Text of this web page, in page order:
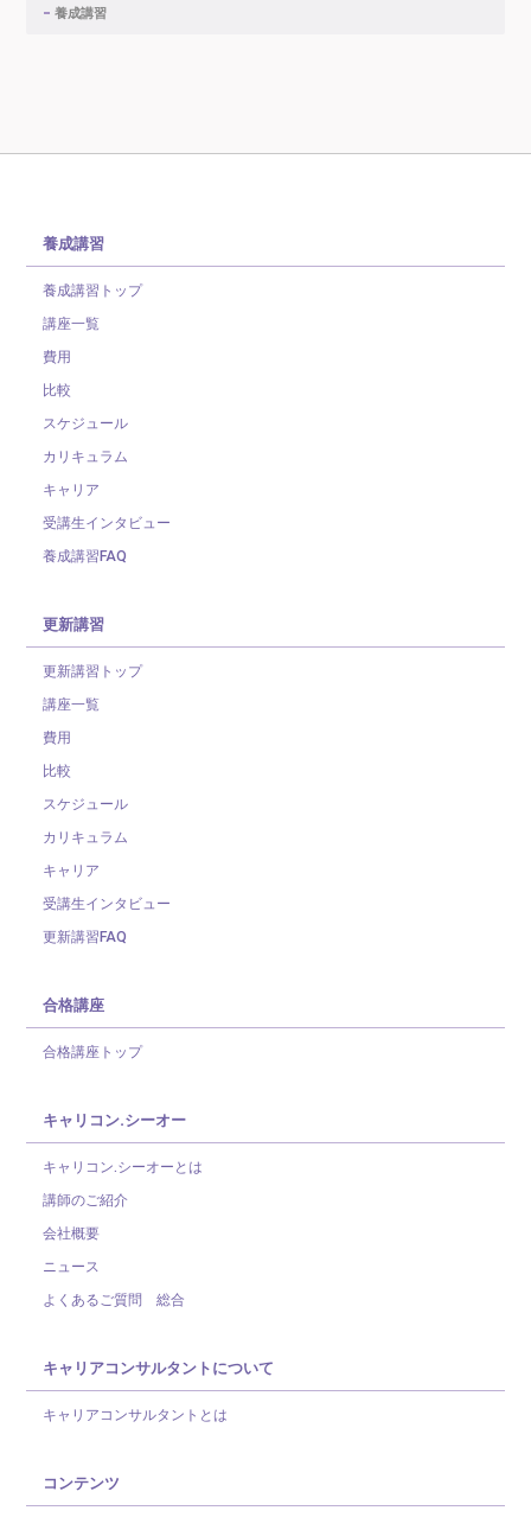
養成講習
養成講習
養成講習トップ
講座一覧
費用
比較
スケジュール
カリキュラム
キャリア
受講生インタビュー
養成講習FAQ
更新講習
更新講習トップ
講座一覧
費用
比較
スケジュール
カリキュラム
キャリア
受講生インタビュー
更新講習FAQ
合格講座
合格講座トップ
キャリコン.シーオー
キャリコン.シーオーとは
講師のご紹介
会社概要
ニュース
よくあるご質問 総合
キャリアコンサルタントについて
キャリアコンサルタントとは
コンテンツ